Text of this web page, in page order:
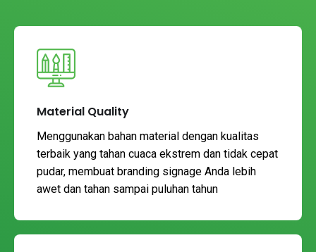
Material Quality
Menggunakan bahan material dengan kualitas
terbaik yang tahan cuaca ekstrem dan tidak cepat
pudar, membuat branding signage Anda lebih
awet dan tahan sampai puluhan tahun